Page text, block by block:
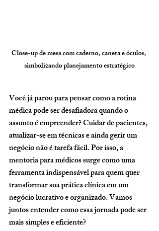
Close-up de mesa com caderno, caneta e óculos,
simbolizando planejamento estratégico
Você já parou para pensar como a rotina
médica pode ser desafiadora quando o
assunto é empreender? Cuidar de pacientes,
atualizar-se em técnicas e ainda gerir um
negócio não é tarefa fácil. Por isso, a
mentoria para médicos surge como uma
ferramenta indispensável para quem quer
transformar sua prática clínica em um
negócio lucrativo e organizado. Vamos
juntos entender como essa jornada pode ser
mais simples e eficiente?